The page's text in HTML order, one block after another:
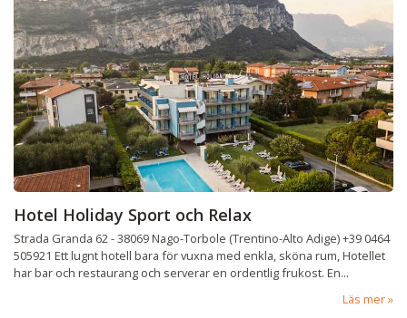
Hotel Holiday Sport och Relax
Strada Granda 62 - 38069 Nago-Torbole (Trentino-Alto Adige) +39 0464
505921 Ett lugnt hotell bara för vuxna med enkla, sköna rum, Hotellet
har bar och restaurang och serverar en ordentlig frukost. En...
Läs mer